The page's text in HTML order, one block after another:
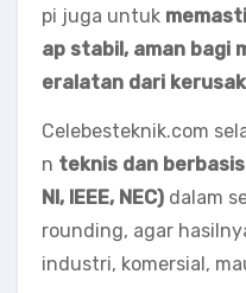
pi juga untuk
ap stabil, aman bagi
eralatan dari
Celebesteknik.com
n teknis dan
NI, IEEE, NEC) dalam
rounding, agar
industri, komersial,